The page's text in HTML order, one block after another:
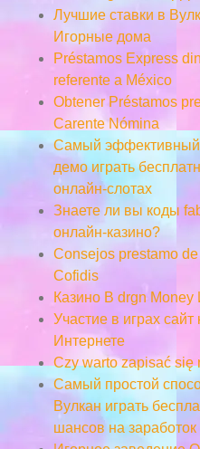
Лучшие ставки в
Игорные дома
Préstamos Express
referente a México
Obtener Préstamos
Carente Nómina
Самый эффективный
демо играть
онлайн-слотах
Знаете ли вы коды
онлайн-казино?
Consejos prestamo
Cofidis
Казино В drgn Money
Участие в играх
Интернете
Czy warto zapisać się
Самый простой
Вулкан играть
шансов на заработок